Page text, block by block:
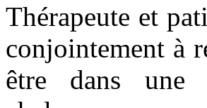
Thérapeute et
conjointement à
être dans une